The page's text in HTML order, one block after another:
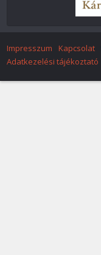
Impresszum Kapcsolat
Adatkezelési tájékoztató